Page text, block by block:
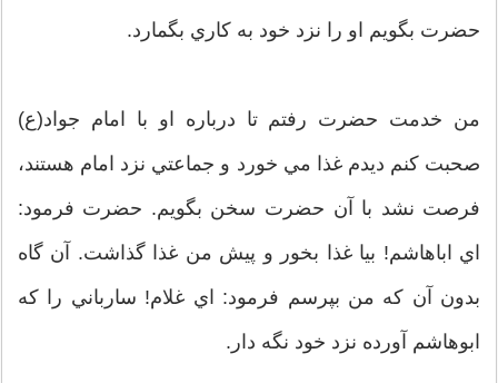
حضرت بگويم او را نزد خود به كاري بگمارد.
من خدمت حضرت رفتم تا درباره او با امام جواد(ع)
صحبت كنم ديدم غذا مي خورد و جماعتي نزد امام هستند،
فرصت نشد با آن حضرت سخن بگويم. حضرت فرمود:
اي اباهاشم! بيا غذا بخور و پيش من غذا گذاشت. آن گاه
بدون آن كه من بپرسم فرمود: اي غلام! سارباني را كه
ابوهاشم آورده نزد خود نگه دار.